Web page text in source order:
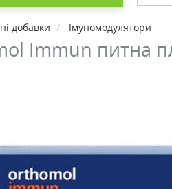
добавки Імуномодулятори
Immun питна